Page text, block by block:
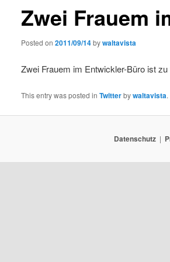
Zwei Frauem
Posted on 2011/09/14bywaltavista
Zwei Frauem im Entwickler-Büro ist
This entry was posted in Twitterbywaltavista.
Datenschutz